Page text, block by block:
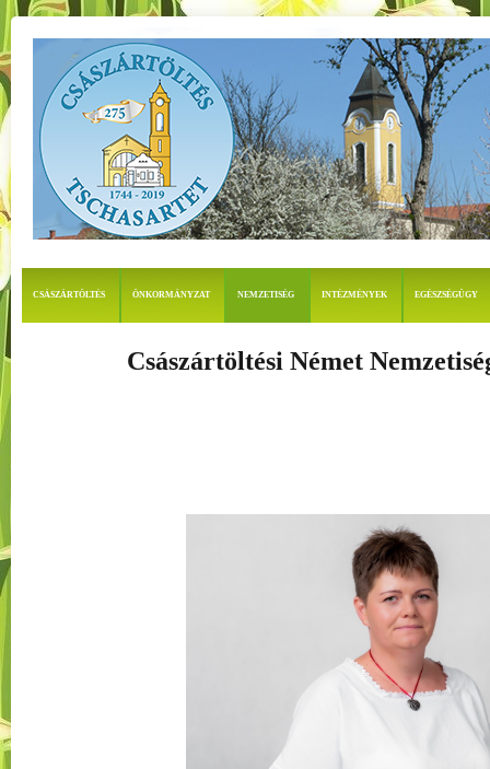
CSÁSZÁRTÖLTÉS ÖNKORMÁNYZAT NEMZETISÉG INTÉZMÉNYEK EGÉSZSÉGÜGY
Császártöltési Német